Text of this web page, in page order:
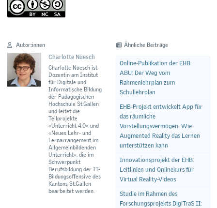
Autor:innen
Charlotte Nüesch
Charlotte Nüesch ist
Dozentin am Institut
für Digitale und
Informatische Bildung
der Pädagogischen
Hochschule St.Gallen
und leitet die
Teilprojekte
«Unterricht 4.0» und
«Neues Lehr- und
Lernarrangement im
Allgemeinbildenden
Unterricht», die im
Schwerpunkt
Berufsbildung der IT-
Bildungsoffensive des
Kantons St.Gallen
bearbeitet werden.
Ähnliche Beiträge
Online-Publikation der EHB:
ABU: Der Weg vom
Rahmenlehrplan zum
Schullehrplan
EHB-Projekt entwickelt App für
das räumliche
Vorstellungsvermögen: Wie
Augmented Reality das Lernen
unterstützen kann
Innovationsprojekt der EHB:
Leitlinien und Onlinekurs für
Virtual Reality-Videos
Studie im Rahmen des
Forschungsprojekts DigiTraS II: